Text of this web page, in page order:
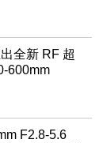
全新 RF 超
600mm
F2.8-5.6